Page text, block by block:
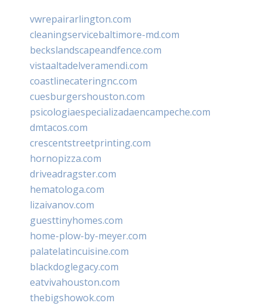
vwrepairarlington.com
cleaningservicebaltimore-md.com
beckslandscapeandfence.com
vistaaltadelveramendi.com
coastlinecateringnc.com
cuesburgershouston.com
psicologiaespecializadaencampeche.com
dmtacos.com
crescentstreetprinting.com
hornopizza.com
driveadragster.com
hematologa.com
lizaivanov.com
guesttinyhomes.com
home-plow-by-meyer.com
palatelatincuisine.com
blackdoglegacy.com
eatvivahouston.com
thebigshowok.com